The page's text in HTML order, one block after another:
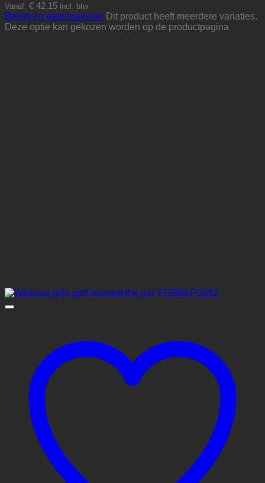
Vanaf: € 42,15 incl. btw
Bekijk en personaliseer Dit product heeft meerdere variaties.
Deze optie kan gekozen worden op de productpagina